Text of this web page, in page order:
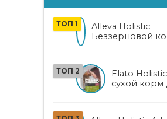
ТОП 1
Alleva Holistic
Беззерновой
вера и
ТОП 2
Elato
сухой корм